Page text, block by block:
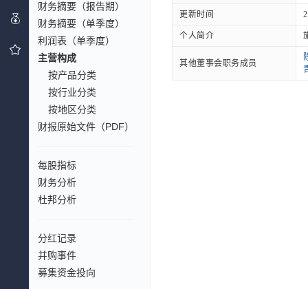
财务摘要（报告期）
财务摘要（单季度）
利润表（单季度）
主营构成
按产品分类
按行业分类
按地区分类
财报原始文件（PDF）
每股指标
财务分析
杜邦分析
分红记录
并购事件
募集资金投向
更新时间
个人简介
其他董事会职务成员